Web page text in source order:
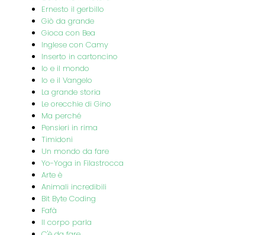
Ernesto il gerbillo
Giò da grande
Gioca con Bea
Inglese con Camy
Inserto in cartoncino
Io e il mondo
Io e il Vangelo
La grande storia
Le orecchie di Gino
Ma perché
Pensieri in rima
Timidoni
Un mondo da fare
Yo-Yoga in Filastrocca
Arte è
Animali incredibili
Bit Byte Coding
Fafà
Il corpo parla